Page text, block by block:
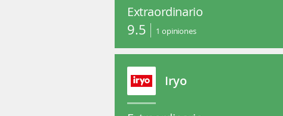
Extraordinario
9.5 1 opiniones
Iryo